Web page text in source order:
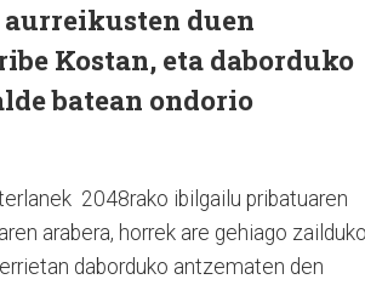
duen
Kostan, eta daborduko
batean ondorio
2048rako ibilgailu pribatuaren
arabera, horrek are gehiago zailduko
daborduko antzematen den